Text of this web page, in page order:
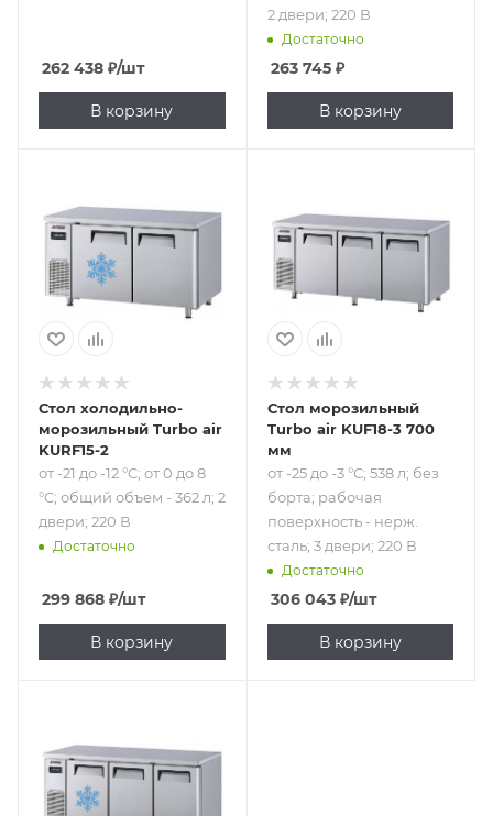
262 438 ₽/шт
В корзину
2 двери; 220 В
Достаточно
263 745₽
В корзину
0 до 8 °C; общий
объем - 362 л; 2
двери; 220 В
Стол холодильно-
морозильный Turbo air
KURF15-2
от -21 до -12 °C; от 0 до 8
°C; общий объем - 362 л; 2
двери; 220 В
Достаточно
299 868 ₽/шт
В корзину
л; без борта;
рабочая
поверхность -
нерж. сталь; 3
Стол морозильный
Turbo air KUF18-3 700
мм
от -25 до -3 °С; 538 л; без
борта; рабочая
поверхность - нерж.
сталь; 3 двери; 220 В
Достаточно
306 043₽/шт
В корзину
0 до 8 °C; общий
объем - 465 л; 3
двери; 220 В